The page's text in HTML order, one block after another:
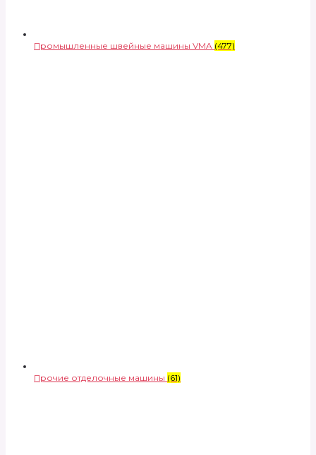
Промышленные швейные машины VMA (477)
Прочие отделочные машины (61)